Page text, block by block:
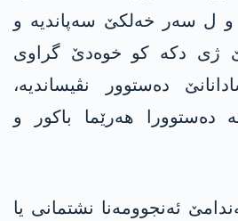
و ل سەر خەلکێ سەپاندیە و
ژی دکە کو خوەدێ گراوی
دەستوور نڤیساندیە،
دەستوورا ھەرێما باکور و
ئەنجوومەنا نشتمانی یا